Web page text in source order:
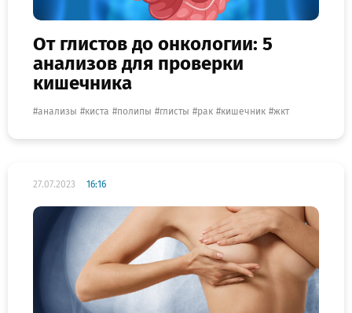
От глистов до онкологии: 5
анализов для проверки
кишечника
анализы киста полипы глисты рак кишечник жкт
27.07.2023 16:16